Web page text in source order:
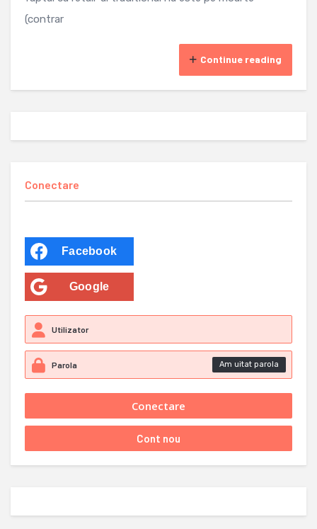
(contrar
Continue reading
Conectare
Facebook
Google
Am uitat parola